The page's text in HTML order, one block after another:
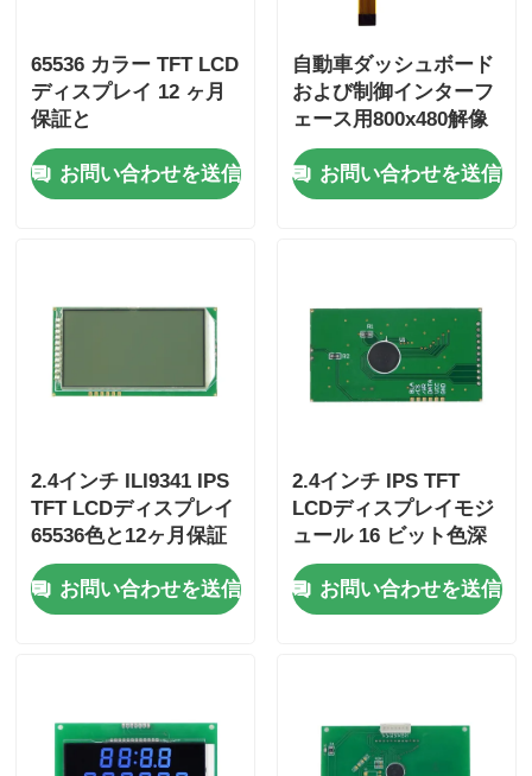
65536 カラー TFT LCD
ディスプレイ 12 ヶ月
保証と
105.5mm*67.2mm*3.0
mm LCD 工業用サイ
ズ
お問い合わせを送信
自動車ダッシュボード
および制御インターフ
ェース用800x480解像
度65536色16ビット
TFT LCDディスプレイ
お問い合わせを送信
2.4インチ ILI9341 IPS
TFT LCDディスプレイ
65536色と12ヶ月保証
お問い合わせを送信
2.4インチ IPS TFT
LCDディスプレイモジ
ュール 16 ビット色深
さ
105.5mm*67.2mm*3.0
mm サイズと800:1コ
お問い合わせを送信